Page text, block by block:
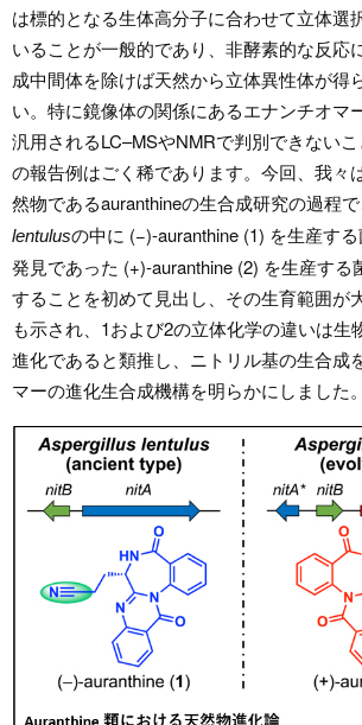
は標的となる生体高分子に合わせて立体選
いることが一般的であり、非酵素的な反応
成中間体を除けば天然から立体異性体が得
い。特に鏡像体の関係にあるエナンチオマ
汎用されるLC–MSやNMRで判別できない
の報告例はごく稀であります。今回、我々
然物であるauranthineの生合成研究の過程で
lentulusの中に (−)-auranthine (1) を生産す
発見であった (+)-auranthine (2) を生産する
することを初めて見出し、その生育範囲が
も示され、1および2の立体化学の違いは生
進化であると類推し、ニトリル基の生合成
マーの進化生合成機構を明らかにしました。